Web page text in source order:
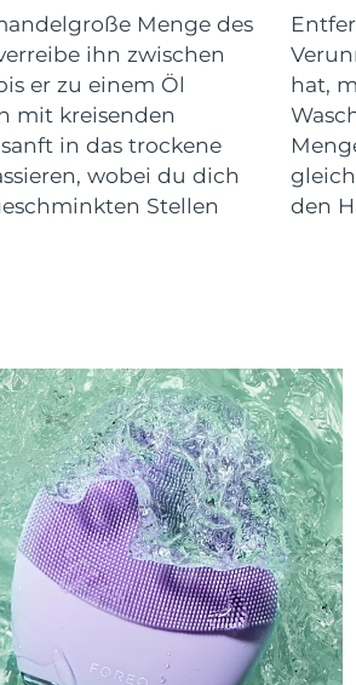
Menge des
ihn zwischen
er zu einem Öl
mit kreisenden
in das trockene
wobei du dich
Stellen
hat,
den